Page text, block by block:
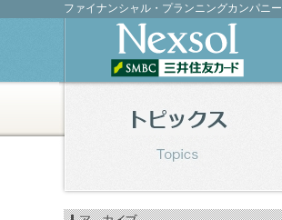
ファイナンシャル・プランニングカンパニー